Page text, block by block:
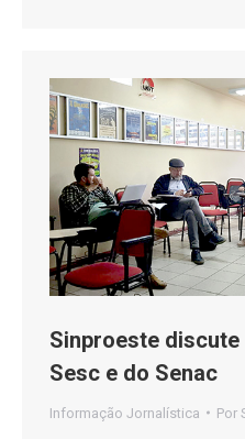
Sinproeste
Sesc e do Senac
Informação Jornalística Por